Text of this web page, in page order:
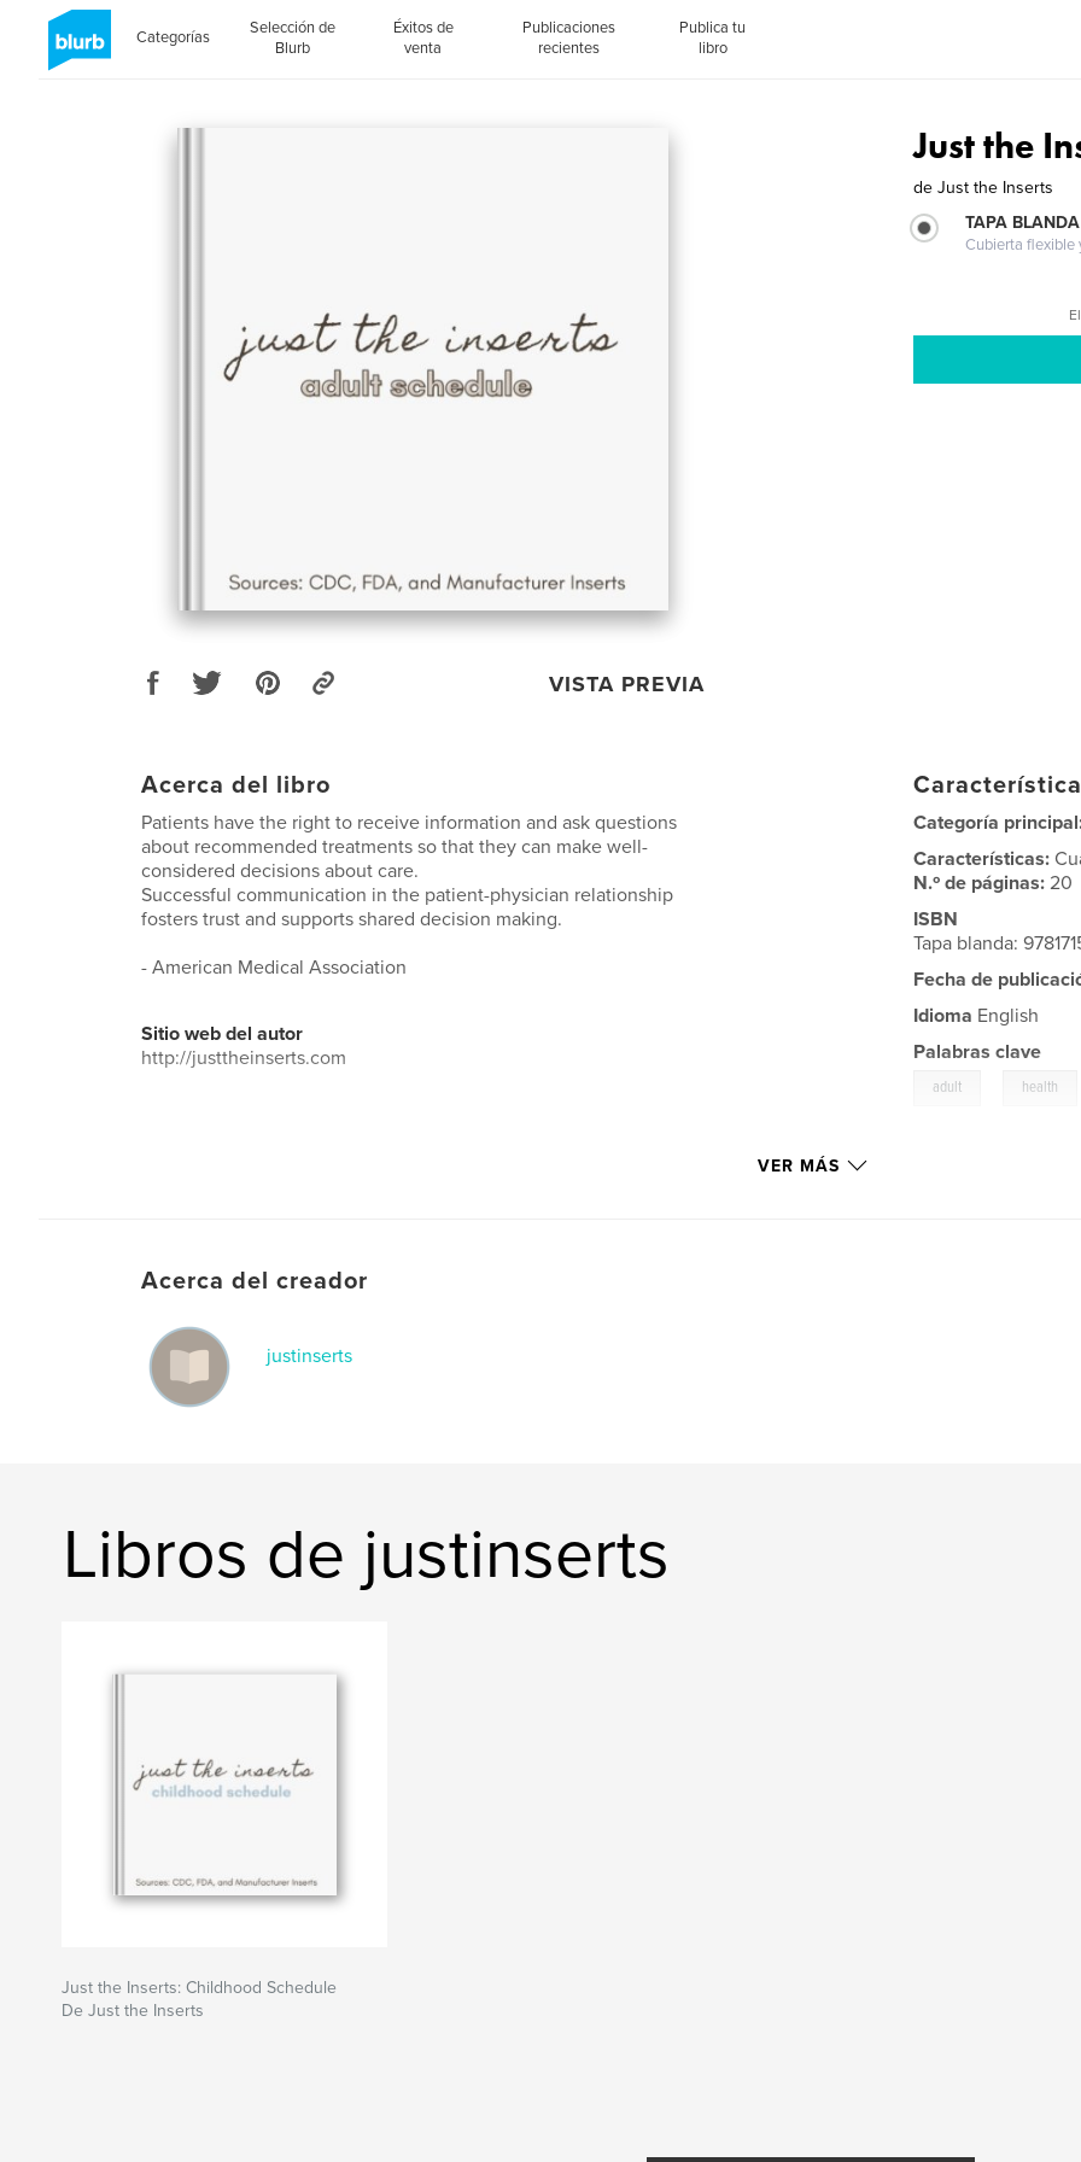
Categorías
Selección de
Blurb
Éxitos de
venta
Publicaciones
recientes
Publica tu
libro
VISTA PREVIA
Just the
de Just the Inserts
TAPA BLANDA
Cubierta flexible
Acerca del libro
Patients have the right to receive information and ask questions
about recommended treatments so that they can make well-
considered decisions about care.
Successful communication in the patient-physician relationship
fosters trust and supports shared decision making.
- American Medical Association
Sitio web del autor
http://justtheinserts.com
Categoría
Características:
N.º de páginas:20
ISBN
Tapa blanda:
Fecha de
Idioma English
Palabras clave
adult health
VER MÁS
Acerca del creador
justinserts
Libros de justinserts
Just the Inserts: Childhood Schedule
De Just the Inserts